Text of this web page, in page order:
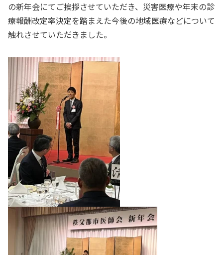
の新年会にてご挨拶させていただき、災害医療や年末の診
療報酬改定率決定を踏まえた今後の地域医療などについて
触れさせていただきました。